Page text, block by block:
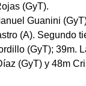
(GyT).
Guanini
(A). Segundo
(GyT); 39m.
(GyT) y 48m